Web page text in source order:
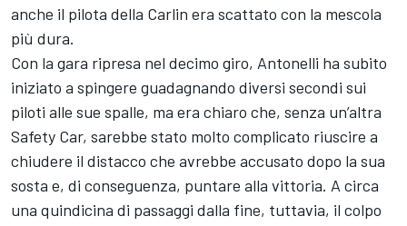
anche il pilota della Carlin era scattato con la mescola
più dura.
Con la gara ripresa nel decimo giro, Antonelli ha subito
iniziato a spingere guadagnando diversi secondi sui
piloti alle sue spalle, ma era chiaro che, senza un’altra
Safety Car, sarebbe stato molto complicato riuscire a
chiudere il distacco che avrebbe accusato dopo la sua
sosta e, di conseguenza, puntare alla vittoria. A circa
una quindicina di passaggi dalla fine, tuttavia, il colpo